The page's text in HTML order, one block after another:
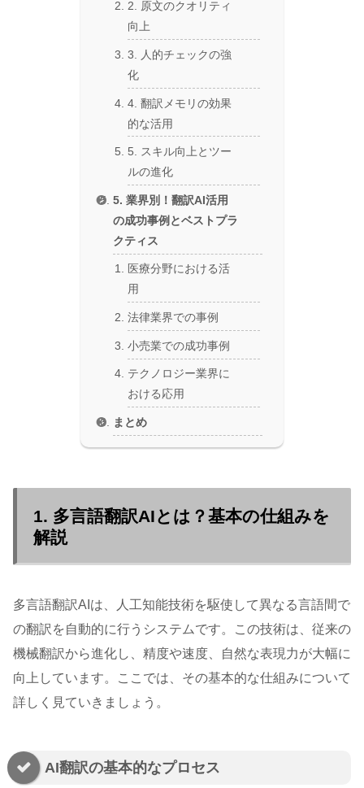
2. 原文のクオリティ
向上
3. 人的チェックの強
化
4. 翻訳メモリの効果
的な活用
5. スキル向上とツー
ルの進化
5. 業界別！翻訳AI活用
の成功事例とベストプラ
クティス
医療分野における活
用
法律業界での事例
小売業での成功事例
テクノロジー業界に
おける応用
まとめ
1. 多言語翻訳AIとは？基本の仕組みを
解説
多言語翻訳AIは、人工知能技術を駆使して異なる言語間で
の翻訳を自動的に行うシステムです。この技術は、従来の
機械翻訳から進化し、精度や速度、自然な表現力が大幅に
向上しています。ここでは、その基本的な仕組みについて
詳しく見ていきましょう。
AI翻訳の基本的なプロセス